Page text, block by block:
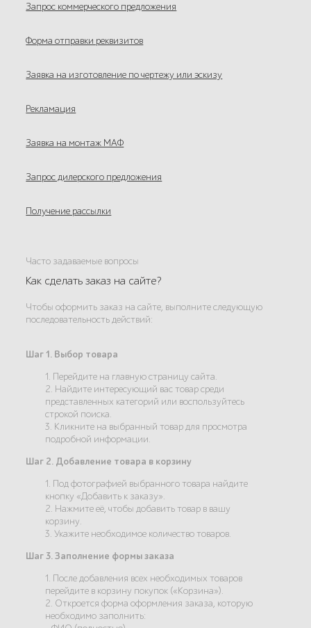
Запрос коммерческого предложения
Форма отправки реквизитов
Заявка на изготовление по чертежу или эскизу
Рекламация
Заявка на монтаж МАФ
Запрос дилерского предложения
Получение рассылки
Часто задаваемые вопросы
Как сделать заказ на сайте?
Чтобы оформить заказ на сайте, выполните следующую
последовательность действий:
Шаг 1. Выбор товара
1. Перейдите на главную страницу сайта.
2. Найдите интересующий вас товар среди
представленных категорий или воспользуйтесь
строкой поиска.
3. Кликните на выбранный товар для просмотра
подробной информации.
Шаг 2. Добавление товара в корзину
1. Под фотографией выбранного товара найдите
кнопку «Добавить к заказу».
2. Нажмите её, чтобы добавить товар в вашу
корзину.
3. Укажите необходимое количество товаров.
Шаг 3. Заполнение формы заказа
1. После добавления всех необходимых товаров
перейдите в корзину покупок («Корзина»).
2. Откроется форма оформления заказа, которую
необходимо заполнить: